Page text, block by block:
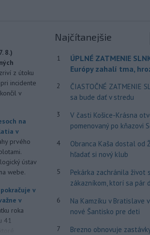
8.)
z útoku
incidente
v
na
v
prvého
ústav
webe.
v
v
roka
41
Najčítanejšie
1
ÚPLNÉ ZATMENIE
Európy zahalí tma,
2
ČIASTOČNÉ ZATMENIE
sa bude dať v stredu
3
V časti Košice-Krásna
pomenovaný po kňazovi
4
Obranca Kaša dostal od
hľadať si nový klub
5
Pekárka zachránila život
zákazníkom, ktorí sa pár
6
Na Kamzíku v Bratislave
nové Šantisko pre deti
7 Brezno obnovuje